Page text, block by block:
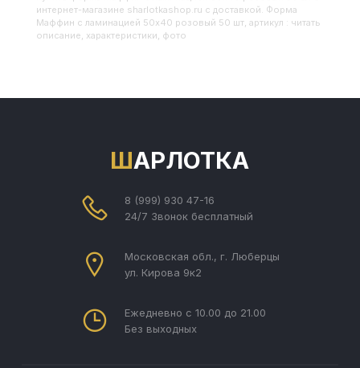
интернет-магазине sharlotkashop.ru с доставкой. Форма
Маффин с ламинацией 50х40 розовый 50 шт, артикул : читать
описание, характеристики, фото
ШАРЛОТКА
8 (999) 930 47-16
24/7 Звонок бесплатный
Московская обл., г. Люберцы
ул. Кирова 9к2
Ежедневно с 10.00 до 21.00
Без выходных